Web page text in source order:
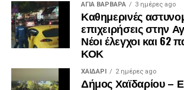
ΑΓΙΑ ΒΑΡΒΑΡΑ 3 ημέρες ago
Καθημερινές
επιχειρήσεις στην
Νέοι έλεγχοι και 62
ΚΟΚ
ΧΑΪΔΑΡΙ 2 ημέρες ago
Δήμος Χαϊδαρίου –